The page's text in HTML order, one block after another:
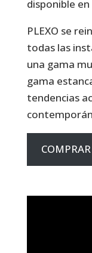
disponible
PLEXO se
todas las
una gama
gama
tendencias
COMPRAR